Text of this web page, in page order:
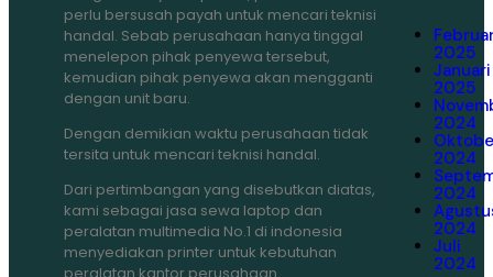
perlu bersusah payah untuk mencari teknisi
handal. Sebab perusahaan hanya tinggal
menelepon pihak penyewa tersebut,
kemudian pihak penyewa akan mengganti
dengan unit baru.
Dengan demikian waktu perusahaan tidak
tersita untuk mencari teknisi handal.
Dari pertimbangan yang disebutkan diatas,
kami sebagai jasa sewa laptop dan
peralatan multimedia No.1 di indonesia
menyediakan printer untuk kebutuhan
peralatan kantor perusahaan.
2025
Januari
2025
2024
2024
2024
2024
Juli
2024